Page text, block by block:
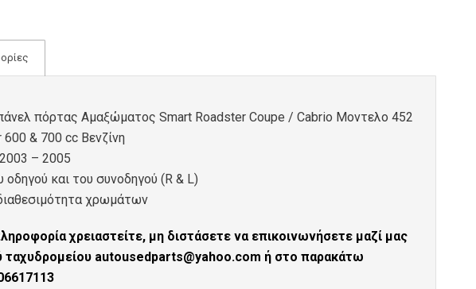
πόρτας Αμαξώματος Smart Roadster Coupe / Cabrio Μοντελο 452
& 700 cc Bενζίνη
– 2005
οδηγού και του συνοδηγού (R & L)
χρωμάτων
χρειαστείτε, μη διστάσετε να επικοινωνήσετε μαζί μας
ταχυδρομείου autousedparts@yahoo.com ή στο παρακάτω